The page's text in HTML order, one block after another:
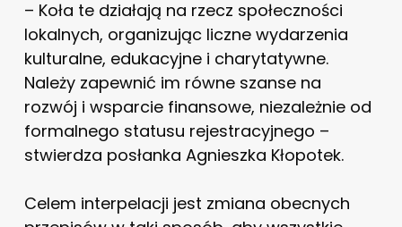
– Koła te działają na rzecz społeczności
lokalnych, organizując liczne wydarzenia
kulturalne, edukacyjne i charytatywne.
Należy zapewnić im równe szanse na
rozwój i wsparcie finansowe, niezależnie od
formalnego statusu rejestracyjnego –
stwierdza posłanka Agnieszka Kłopotek.
Celem interpelacji jest zmiana obecnych